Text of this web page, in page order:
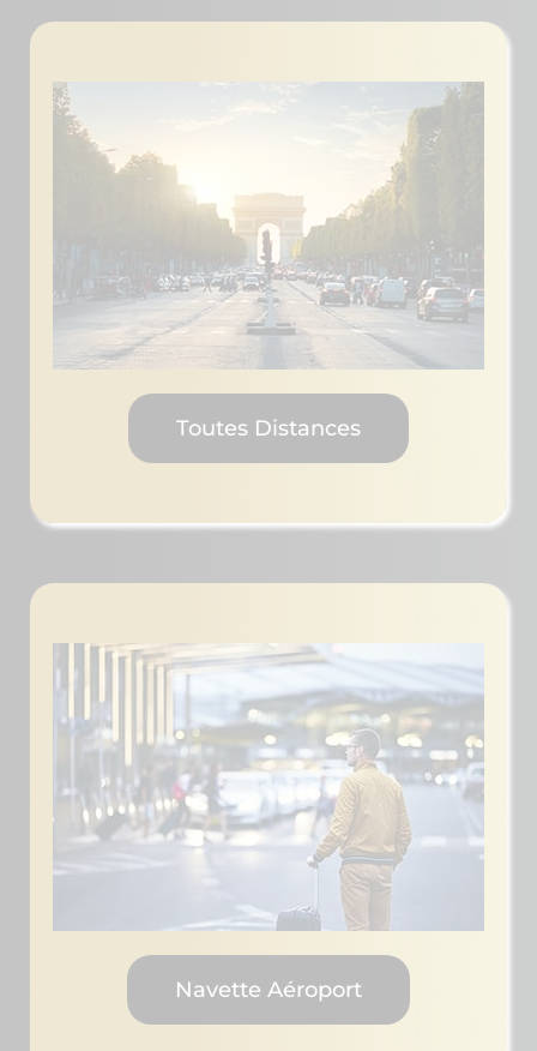
Toutes Distances
Navette Aéroport